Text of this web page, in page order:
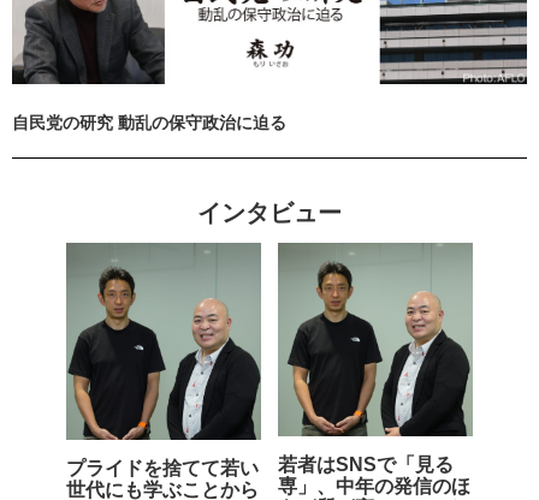
自民党の研究 動乱の保守政治に迫る
インタビュー
プライドを捨てて若い
世代にも学ぶことから
若者はSNSで「見る
専」、中年の発信のほ